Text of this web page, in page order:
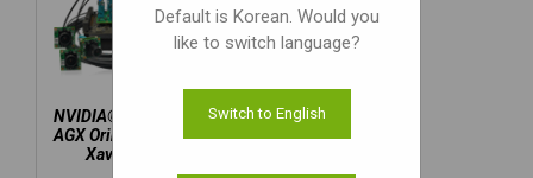
NVIDIA® Jetson
AGX Orin™ / AGX
Xavier™
Default is Korean. Would you
like to switch language?
Switch to English